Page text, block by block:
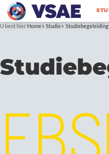
U bent hier:Home Studie Studiebegeleiding